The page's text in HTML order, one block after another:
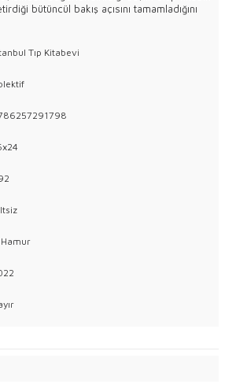
bütüncül bakış açısını tamamladığını
Tıp Kitabevi
Hamur